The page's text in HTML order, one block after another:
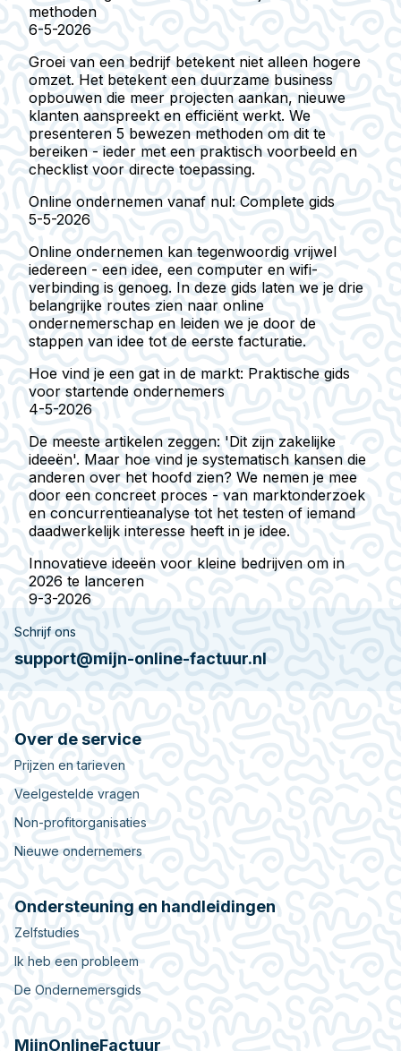
methoden
6-5-2026
Groei van een bedrijf betekent niet alleen hogere
omzet. Het betekent een duurzame business
opbouwen die meer projecten aankan, nieuwe
klanten aanspreekt en efficiënt werkt. We
presenteren 5 bewezen methoden om dit te
bereiken - ieder met een praktisch voorbeeld en
checklist voor directe toepassing.
Online ondernemen vanaf nul: Complete gids
5-5-2026
Online ondernemen kan tegenwoordig vrijwel
iedereen - een idee, een computer en wifi-
verbinding is genoeg. In deze gids laten we je drie
belangrijke routes zien naar online
ondernemerschap en leiden we je door de
stappen van idee tot de eerste facturatie.
Hoe vind je een gat in de markt: Praktische gids
voor startende ondernemers
4-5-2026
De meeste artikelen zeggen: 'Dit zijn zakelijke
ideeën'. Maar hoe vind je systematisch kansen die
anderen over het hoofd zien? We nemen je mee
door een concreet proces - van marktonderzoek
en concurrentieanalyse tot het testen of iemand
daadwerkelijk interesse heeft in je idee.
Innovatieve ideeën voor kleine bedrijven om in
2026 te lanceren
9-3-2026
Schrijf ons
support@mijn-online-factuur.nl
Over de service
Prijzen en tarieven
Veelgestelde vragen
Non-profitorganisaties
Nieuwe ondernemers
Ondersteuning en handleidingen
Zelfstudies
Ik heb een probleem
De Ondernemersgids
MijnOnlineFactuur